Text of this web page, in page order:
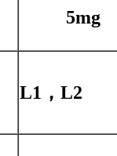
5mg
L1，L2